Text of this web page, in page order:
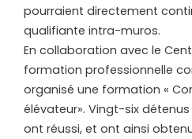
pourraient directement
qualifiante intra-muros.
En collaboration avec le
formation professionnelle
organisé une formation «
élévateur». Vingt-six
ont réussi, et ont ainsi